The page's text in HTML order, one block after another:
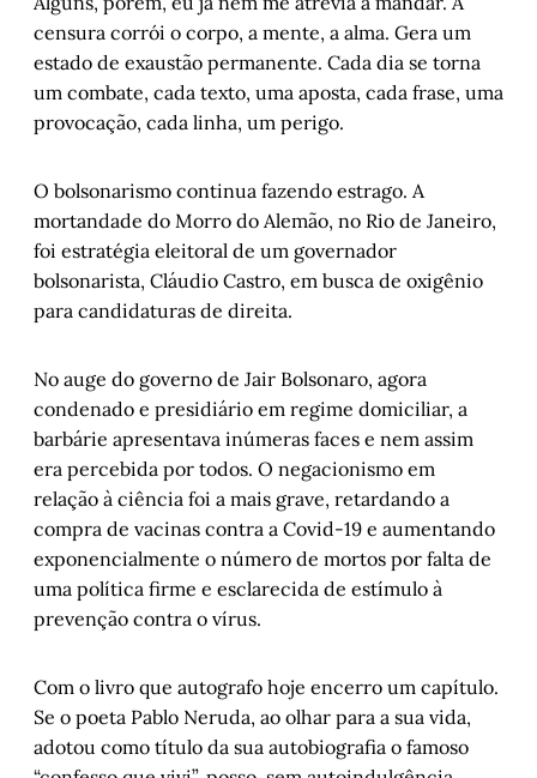
censura corrói o corpo, a mente, a alma. Gera um
estado de exaustão permanente. Cada dia se torna
um combate, cada texto, uma aposta, cada frase, uma
provocação, cada linha, um perigo.
O bolsonarismo continua fazendo estrago. A
mortandade do Morro do Alemão, no Rio de Janeiro,
foi estratégia eleitoral de um governador
bolsonarista, Cláudio Castro, em busca de oxigênio
para candidaturas de direita.
No auge do governo de Jair Bolsonaro, agora
condenado e presidiário em regime domiciliar, a
barbárie apresentava inúmeras faces e nem assim
era percebida por todos. O negacionismo em
relação à ciência foi a mais grave, retardando a
compra de vacinas contra a Covid-19 e aumentando
exponencialmente o número de mortos por falta de
uma política firme e esclarecida de estímulo à
prevenção contra o vírus.
Com o livro que autografo hoje encerro um capítulo.
Se o poeta Pablo Neruda, ao olhar para a sua vida,
adotou como título da sua autobiografia o famoso